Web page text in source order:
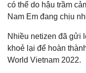
có thể do hậu trầm
Nam Em đang chịu
Nhiều netizen đã gửi
khoẻ lại để hoàn
World Vietnam 2022.